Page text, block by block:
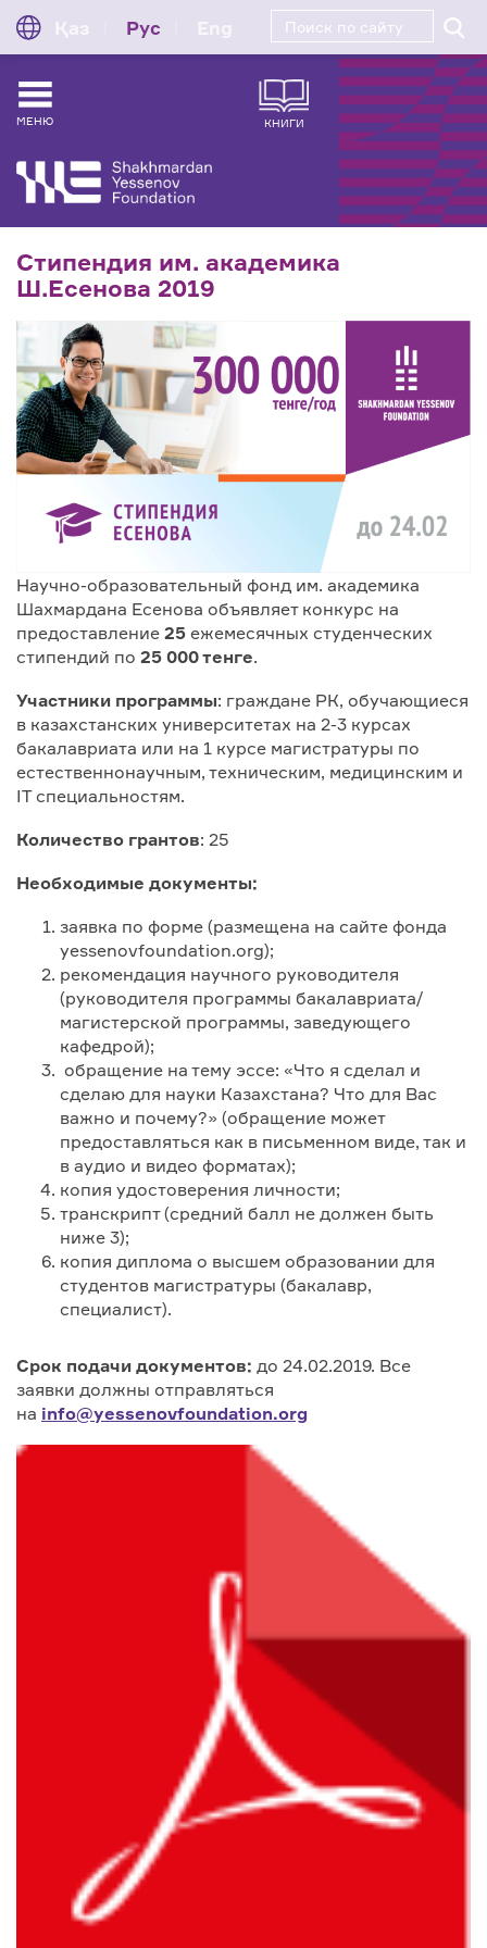
Рус
МЕНЮ КНИГИ
Стипендия им. академика
Ш.Есенова 2019
Научно-образовательный фонд им. академика
Шахмардана Есенова объявляет конкурс на
предоставление 25 ежемесячных студенческих
стипендий по 25 000 тенге.
Участники программы: граждане РК, обучающиеся
в казахстанских университетах на 2-3 курсах
бакалавриата или на 1 курсе магистратуры по
естественнонаучным, техническим, медицинским и
IT специальностям.
Количество грантов: 25
Необходимые документы:
заявка по форме (размещена на сайте фонда
yessenovfoundation.org);
рекомендация научного руководителя
(руководителя программы бакалавриата/
магистерской программы, заведующего
кафедрой);
обращение на тему эссе: «Что я сделал и
сделаю для науки Казахстана? Что для Вас
важно и почему?» (обращение может
предоставляться как в письменном виде, так и
в аудио и видео форматах);
копия удостоверения личности;
транскрипт (средний балл не должен быть
ниже 3);
копия диплома о высшем образовании для
студентов магистратуры (бакалавр,
специалист).
Срок подачи документов: до 24.02.2019. Все
заявки должны отправляться
на info@yessenovfoundation.org